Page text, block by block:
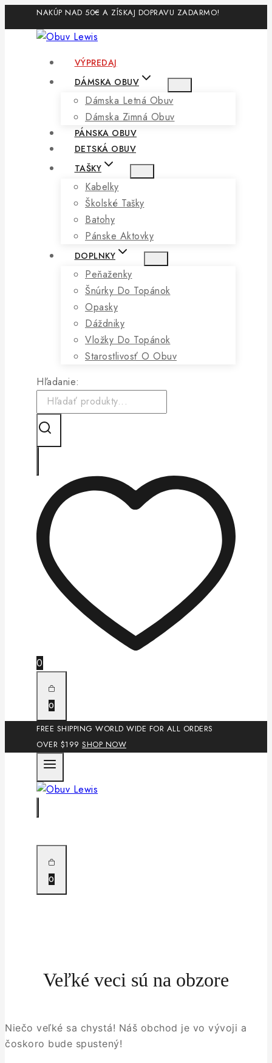
to
content
NAKÚP NAD 50€ A ZÍSKAJ DOPRAVU ZADARMO!
VÝPREDAJ
DÁMSKA OBUV
Dámska Letná Obuv
Dámska Zimná Obuv
PÁNSKA OBUV
DETSKÁ OBUV
TAŠKY
Kabelky
Školské Tašky
Batohy
Pánske Aktovky
DOPLNKY
Peňaženky
Šnúrky Do Topánok
Opasky
Dáždniky
Vložky Do Topánok
Starostlivosť O Obuv
Hľadanie:
0
0
FREE SHIPPING WORLD WIDE FOR ALL ORDERS
OVER $199 SHOP NOW
0
Veľké veci sú na obzore
Niečo veľké sa chystá! Náš obchod je vo vývoji a
čoskoro bude spustený!